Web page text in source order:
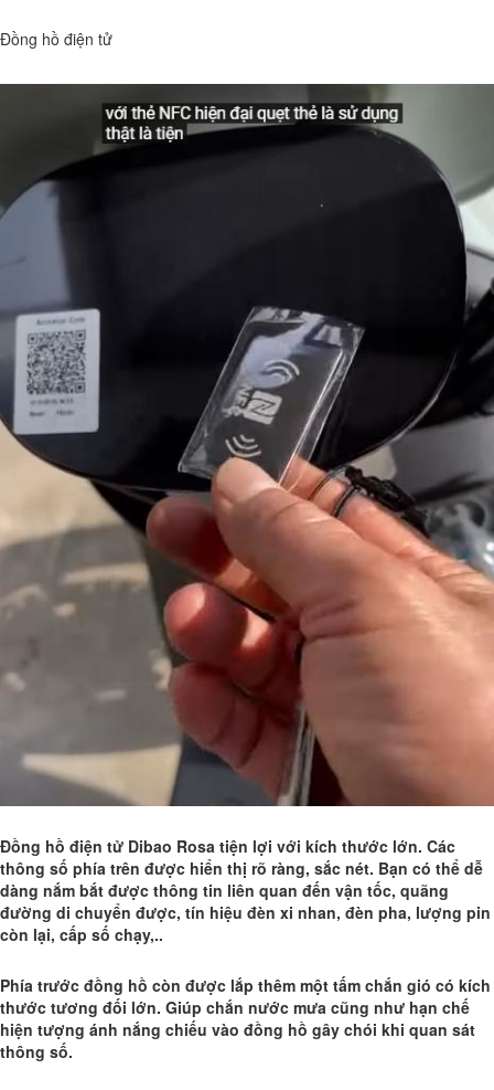
Đồng hồ điện tử
Đồng hồ điện tử Dibao Rosa tiện lợi với kích thước lớn. Các
thông số phía trên được hiển thị rõ ràng, sắc nét. Bạn có thể dễ
dàng nắm bắt được thông tin liên quan đến vận tốc, quãng
đường di chuyển được, tín hiệu đèn xi nhan, đèn pha, lượng pin
còn lại, cấp số chạy,..
Phía trước đồng hồ còn được lắp thêm một tấm chắn gió có kích
thước tương đối lớn. Giúp chắn nước mưa cũng như hạn chế
hiện tượng ánh nắng chiếu vào đồng hồ gây chói khi quan sát
thông số.